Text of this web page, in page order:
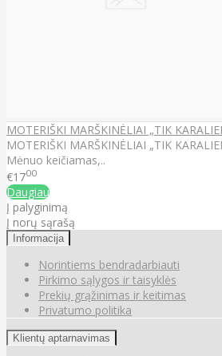
MOTERIŠKI MARŠKINĖLIAI „TIK
MOTERIŠKI MARŠKINĖLIAI „TIK
Mėnuo keičiamas,..
€1700
Daugiau
Į palyginimą
Į norų sąrašą
Informacija
Norintiems bendradarbiauti
Pirkimo sąlygos ir taisyklės
Prekių grąžinimas ir keitimas
Privatumo politika
Klientų aptarnavimas